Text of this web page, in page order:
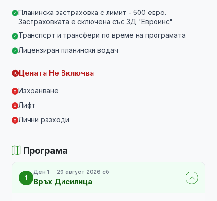
Планинска застраховка с лимит - 500 евро.
Застраховката е сключена със ЗД "Евроинс"
Транспорт и трансфери по време на програмата
Лицензиран планински водач
Цената Не Включва
Изхранване
Лифт
Лични разходи
Програма
1
Ден 1 · 29 август 2026 сб
Връх Дисилица